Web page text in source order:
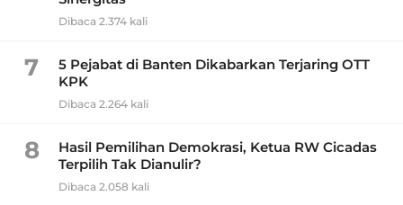
Dibaca 2.374 kali
7
5 Pejabat di Banten Dikabarkan Terjaring OTT
KPK
Dibaca 2.264 kali
8
Hasil Pemilihan Demokrasi, Ketua RW Cicadas
Terpilih Tak Dianulir?
Dibaca 2.058 kali